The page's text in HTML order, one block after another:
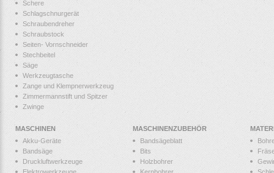
Schere
Schlagschnurgerät
Schraubendreher
Schraubstock
Seiten- Vornschneider
Stechbeitel
Säge
Werkzeugtasche
Zange und Klempnerwerkzeug
Zimmermannstift und Spitzer
Zwinge
MASCHINEN
Akku-Geräte
Bandsäge
Druckluftwerkzeuge
MASCHINENZUBEHÖR
Bandsägeblatt
Bits
Holzbohrer